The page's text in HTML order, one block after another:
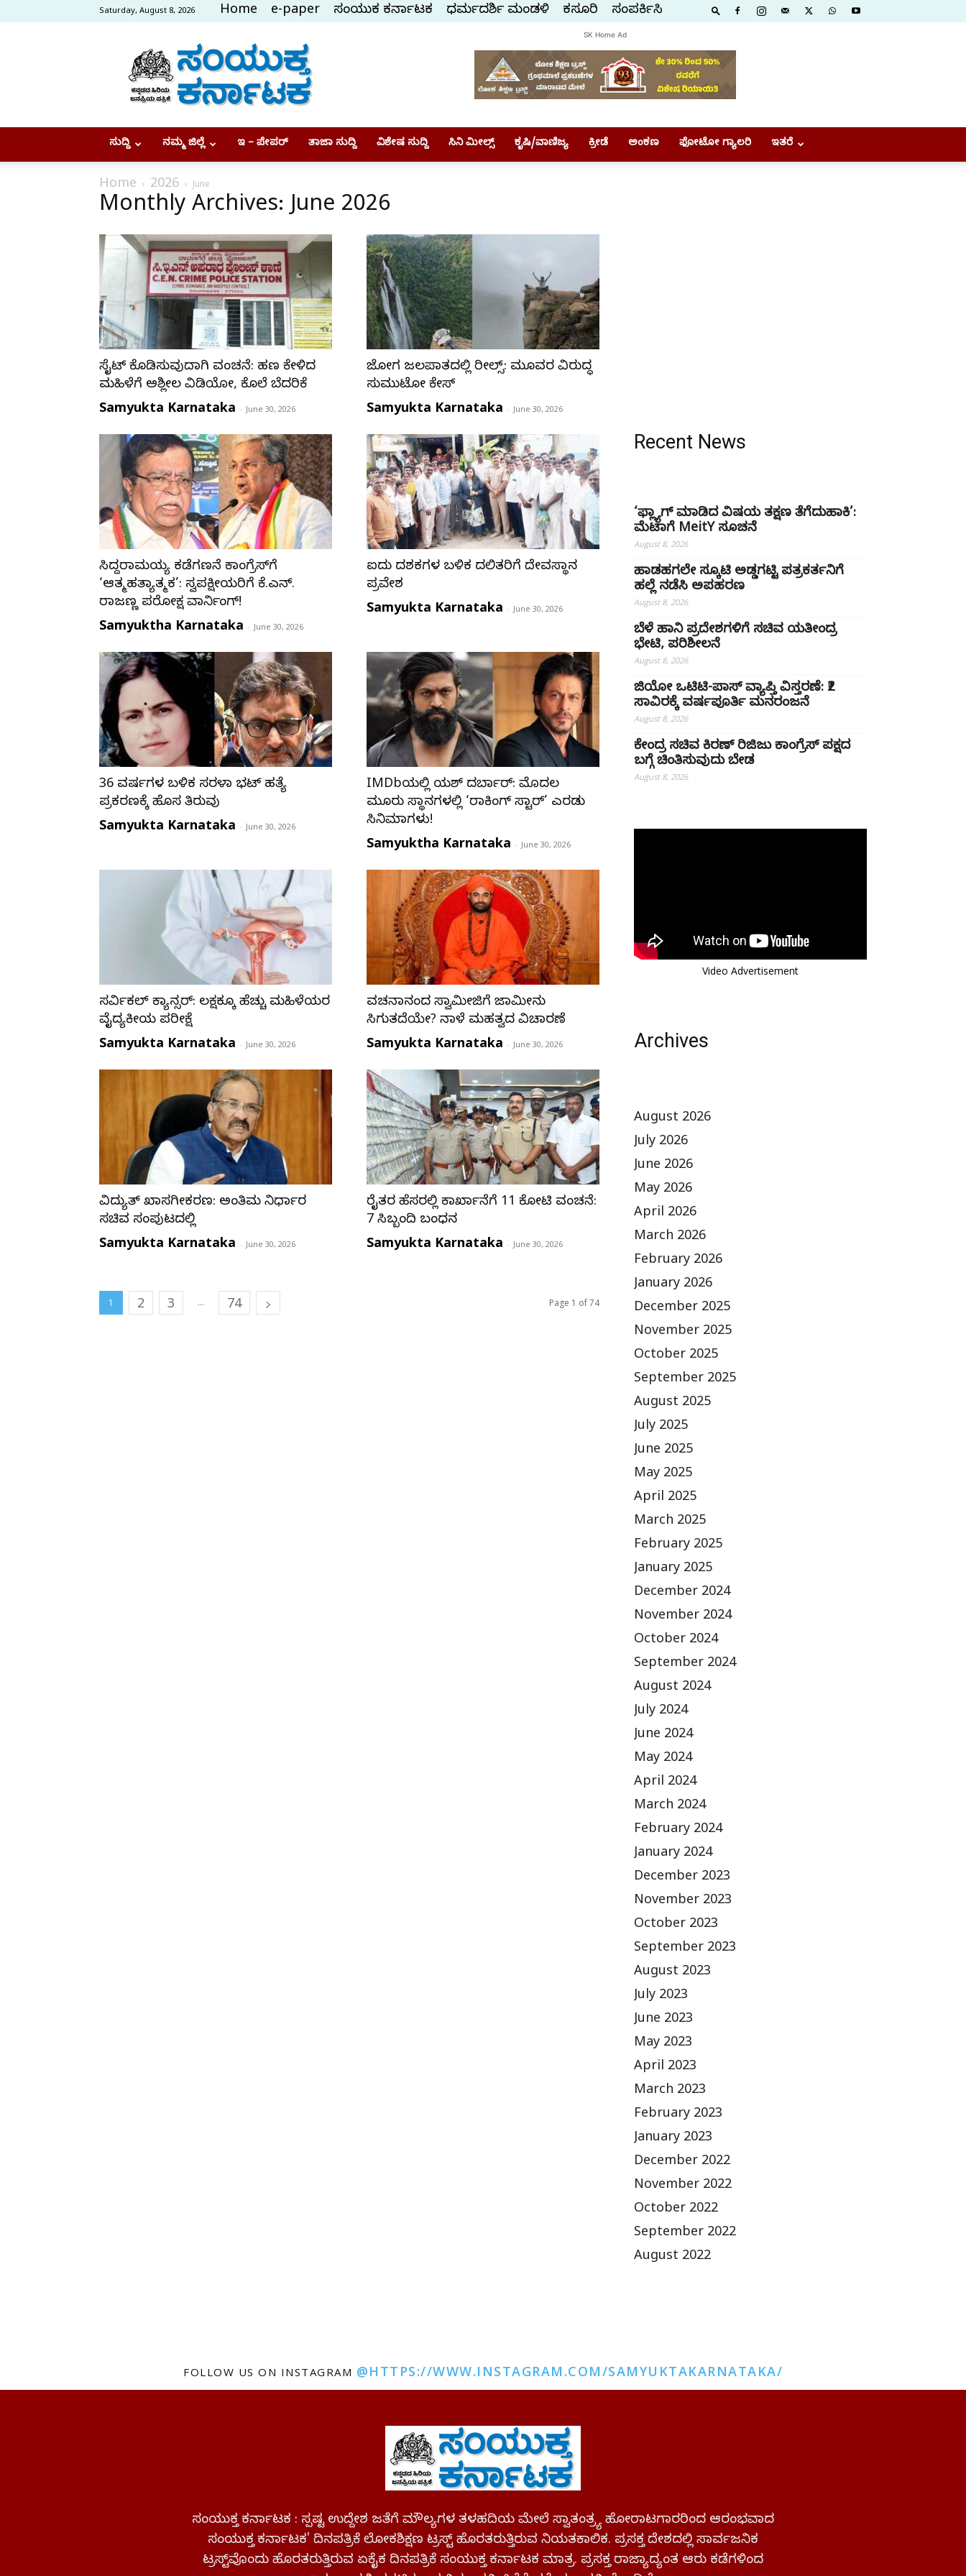
Saturday, August 8, 2026 Home e-paper ಸಂಯುಕ್ತ ಕರ್ನಾಟಕ ಧರ್ಮದರ್ಶಿ ಮಂಡಳಿ ಕಸ್ತೂರಿ ಸಂಪರ್ಕಿಸಿ
Samyukta
Karnataka
SK Home Ad
ಸುದ್ದಿ ನಮ್ಮ ಜಿಲ್ಲೆ ಇ – ಪೇಪರ್ ತಾಜಾ ಸುದ್ದಿ ವಿಶೇಷ ಸುದ್ದಿ ಸಿನಿ ಮೀಲ್ಸ್ ಕೃಷಿ/ವಾಣಿಜ್ಯ ಕ್ರೀಡೆ ಅಂಕಣ ಫೋಟೋ ಗ್ಯಾಲರಿ ಇತರೆ
Home 2026 June
Monthly Archives: June 2026
ಸೈಟ್ ಕೊಡಿಸುವುದಾಗಿ ವಂಚನೆ: ಹಣ ಕೇಳಿದ
ಮಹಿಳೆಗೆ ಅಶ್ಲೀಲ ವಿಡಿಯೋ, ಕೊಲೆ ಬೆದರಿಕೆ
Samyukta Karnataka - June 30, 2026
ಜೋಗ ಜಲಪಾತದಲ್ಲಿ ರೀಲ್ಸ್: ಮೂವರ ವಿರುದ್ಧ
ಸುಮುಟೋ ಕೇಸ್
Samyukta Karnataka - June 30, 2026
ಸಿದ್ದರಾಮಯ್ಯ ಕಡೆಗಣನೆ ಕಾಂಗ್ರೆಸ್‌ಗೆ
‘ಆತ್ಮಹತ್ಯಾತ್ಮಕ’: ಸ್ವಪಕ್ಷೀಯರಿಗೆ ಕೆ.ಎನ್.
ರಾಜಣ್ಣ ಪರೋಕ್ಷ ವಾರ್ನಿಂಗ್!
Samyuktha Karnataka - June 30, 2026
ಐದು ದಶಕಗಳ ಬಳಿಕ ದಲಿತರಿಗೆ ದೇವಸ್ಥಾನ
ಪ್ರವೇಶ
Samyukta Karnataka - June 30, 2026
36 ವರ್ಷಗಳ ಬಳಿಕ ಸರಳಾ ಭಟ್ ಹತ್ಯೆ
ಪ್ರಕರಣಕ್ಕೆ ಹೊಸ ತಿರುವು
Samyukta Karnataka - June 30, 2026
IMDbಯಲ್ಲಿ ಯಶ್ ದರ್ಬಾರ್: ಮೊದಲ
ಮೂರು ಸ್ಥಾನಗಳಲ್ಲಿ ‘ರಾಕಿಂಗ್ ಸ್ಟಾರ್’ ಎರಡು
ಸಿನಿಮಾಗಳು!
Samyuktha Karnataka - June 30, 2026
ಸರ್ವಿಕಲ್ ಕ್ಯಾನ್ಸರ್: ಲಕ್ಷಕ್ಕೂ ಹೆಚ್ಚು ಮಹಿಳೆಯರ
ವೈದ್ಯಕೀಯ ಪರೀಕ್ಷೆ
Samyukta Karnataka - June 30, 2026
ವಚನಾನಂದ ಸ್ವಾಮೀಜಿಗೆ ಜಾಮೀನು
ಸಿಗುತ್ತದೆಯೇ? ನಾಳೆ ಮಹತ್ವದ ವಿಚಾರಣೆ
Samyukta Karnataka - June 30, 2026
ವಿದ್ಯುತ್ ಖಾಸಗೀಕರಣ: ಅಂತಿಮ ನಿರ್ಧಾರ
ಸಚಿವ ಸಂಪುಟದಲ್ಲಿ
Samyukta Karnataka - June 30, 2026
ರೈತರ ಹೆಸರಲ್ಲಿ ಕಾರ್ಖಾನೆಗೆ 11 ಕೋಟಿ ವಂಚನೆ:
7 ಸಿಬ್ಬಂದಿ ಬಂಧನ
Samyukta Karnataka - June 30, 2026
1 2 3 ... 74 Page 1 of 74
Recent News
‘ಫ್ಲ್ಯಾಗ್ ಮಾಡಿದ ವಿಷಯ ತಕ್ಷಣ ತೆಗೆದುಹಾಕಿ’:
ಮೆಟಾಗೆ MeitY ಸೂಚನೆ
August 8, 2026
ಹಾಡಹಗಲೇ ಸ್ಕೂಟಿ ಅಡ್ಡಗಟ್ಟಿ ಪತ್ರಕರ್ತನಿಗೆ
ಹಲ್ಲೆ ನಡೆಸಿ ಅಪಹರಣ
August 8, 2026
ಬೆಳೆ ಹಾನಿ ಪ್ರದೇಶಗಳಿಗೆ ಸಚಿವ ಯತೀಂದ್ರ
ಭೇಟಿ, ಪರಿಶೀಲನೆ
August 8, 2026
ಜಿಯೋ ಒಟಿಟಿ-ಪಾಸ್ ವ್ಯಾಪ್ತಿ ವಿಸ್ತರಣೆ: ₹2
ಸಾವಿರಕ್ಕೆ ವರ್ಷಪೂರ್ತಿ ಮನರಂಜನೆ
August 8, 2026
ಕೇಂದ್ರ ಸಚಿವ ಕಿರಣ್ ರಿಜಿಜು ಕಾಂಗ್ರೆಸ್ ಪಕ್ಷದ
ಬಗ್ಗೆ ಚಿಂತಿಸುವುದು ಬೇಡ
August 8, 2026
Video Advertisement
Archives
August 2026
July 2026
June 2026
May 2026
April 2026
March 2026
February 2026
January 2026
December 2025
November 2025
October 2025
September 2025
August 2025
July 2025
June 2025
May 2025
April 2025
March 2025
February 2025
January 2025
December 2024
November 2024
October 2024
September 2024
August 2024
July 2024
June 2024
May 2024
April 2024
March 2024
February 2024
January 2024
December 2023
November 2023
October 2023
September 2023
August 2023
July 2023
June 2023
May 2023
April 2023
March 2023
February 2023
January 2023
December 2022
November 2022
October 2022
September 2022
August 2022
FOLLOW US ON INSTAGRAM @HTTPS://WWW.INSTAGRAM.COM/SAMYUKTAKARNATAKA/
ಸಂಯುಕ್ತ ಕರ್ನಾಟಕ : ಸ್ಪಷ್ಟ ಉದ್ದೇಶ ಜತೆಗೆ ಮೌಲ್ಯಗಳ ತಳಹದಿಯ ಮೇಲೆ ಸ್ವಾತಂತ್ರ್ಯ ಹೋರಾಟಗಾರರಿಂದ ಆರಂಭವಾದ
ಸಂಯುಕ್ತ ಕರ್ನಾಟಕ' ದಿನಪತ್ರಿಕೆ ಲೋಕಶಿಕ್ಷಣ ಟ್ರಸ್ಟ್ ಹೊರತರುತ್ತಿರುವ ನಿಯತಕಾಲಿಕ. ಪ್ರಸಕ್ತ ದೇಶದಲ್ಲಿ ಸಾರ್ವಜನಿಕ
ಟ್ರಸ್ಟ್‌ವೊಂದು ಹೊರತರುತ್ತಿರುವ ಏಕೈಕ ದಿನಪತ್ರಿಕೆ ಸಂಯುಕ್ತ ಕರ್ನಾಟಕ ಮಾತ್ರ. ಪ್ರಸಕ್ತ ರಾಜ್ಯಾದ್ಯಂತ ಆರು ಕಡೆಗಳಿಂದ